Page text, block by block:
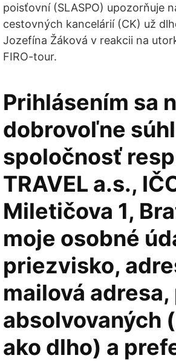
poisťovní (SLASPO) upozorňuje
cestovných kancelárií (CK) už
Jozefína Žáková v reakcii na
FIRO-tour.
Prihlásením sa
dobrovoľne
spoločnosť
TRAVEL a.s.,
Miletičova 1,
moje osobné
priezvisko,
mailová
absolvovaných
ako dlho) a